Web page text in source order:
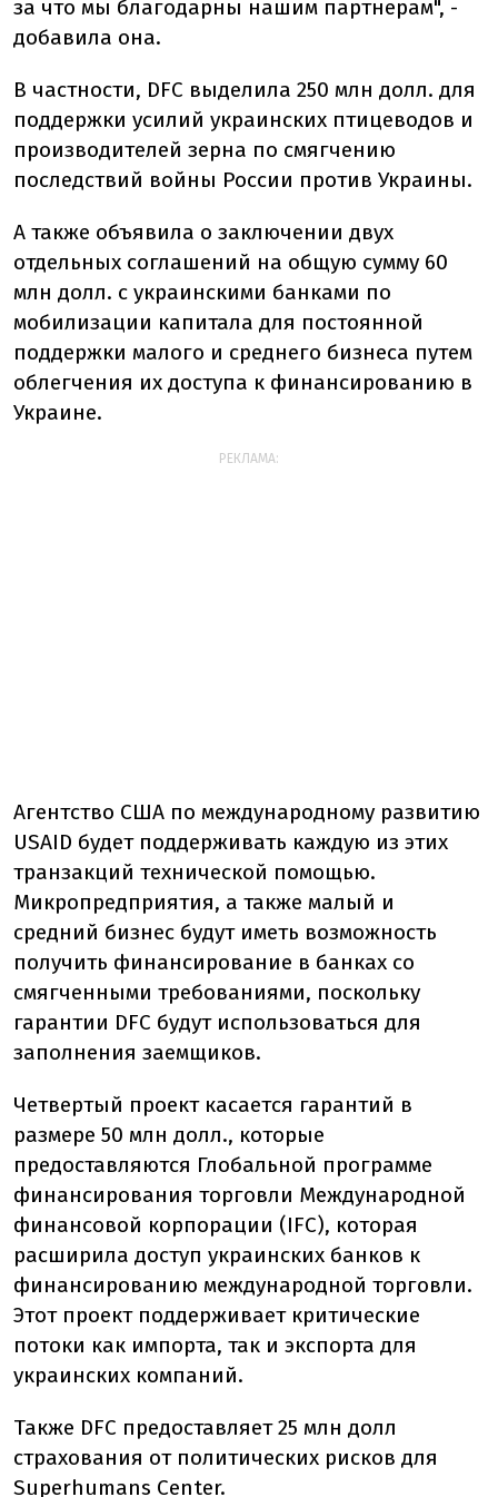
за что мы благодарны нашим партнерам", -
добавила она.
В частности, DFC выделила 250 млн долл. для
поддержки усилий украинских птицеводов и
производителей зерна по смягчению
последствий войны России против Украины.
А также объявила о заключении двух
отдельных соглашений на общую сумму 60
млн долл. с украинскими банками по
мобилизации капитала для постоянной
поддержки малого и среднего бизнеса путем
облегчения их доступа к финансированию в
Украине.
РЕКЛАМА:
Агентство США по международному развитию
USAID будет поддерживать каждую из этих
транзакций технической помощью.
Микропредприятия, а также малый и
средний бизнес будут иметь возможность
получить финансирование в банках со
смягченными требованиями, поскольку
гарантии DFC будут использоваться для
заполнения заемщиков.
Четвертый проект касается гарантий в
размере 50 млн долл., которые
предоставляются Глобальной программе
финансирования торговли Международной
финансовой корпорации (IFC), которая
расширила доступ украинских банков к
финансированию международной торговли.
Этот проект поддерживает критические
потоки как импорта, так и экспорта для
украинских компаний.
Также DFC предоставляет 25 млн долл
страхования от политических рисков для
Superhumans Center.